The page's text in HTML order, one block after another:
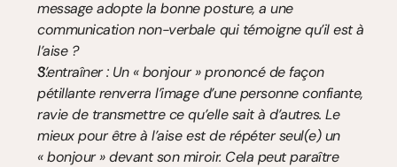
message adopte la bonne posture, a une
communication non-verbale qui témoigne qu’il est à
l’aise ?
S’entraîner : Un « bonjour » prononcé de façon
pétillante renverra l’image d’une personne confiante,
ravie de transmettre ce qu’elle sait à d’autres. Le
mieux pour être à l’aise est de répéter seul(e) un
« bonjour » devant son miroir. Cela peut paraître